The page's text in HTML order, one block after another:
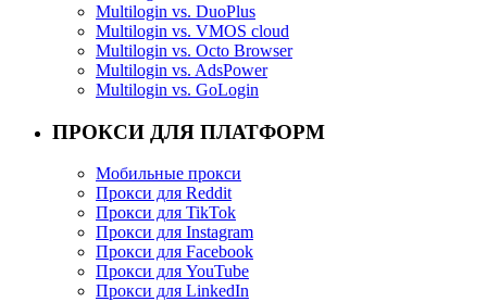
Multilogin vs. DuoPlus
Multilogin vs. VMOS cloud
Multilogin vs. Octo Browser
Multilogin vs. AdsPower
Multilogin vs. GoLogin
ПРОКСИ ДЛЯ ПЛАТФОРМ
Мобильные прокси
Прокси для Reddit
Прокси для TikTok
Прокси для Instagram
Прокси для Facebook
Прокси для YouTube
Прокси для LinkedIn